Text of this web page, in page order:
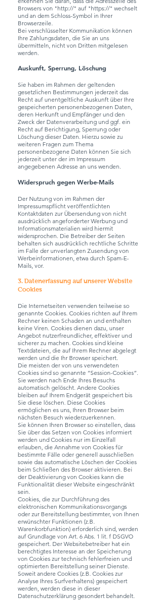
Browsers von "http://" auf "https://" wechselt
und an dem Schloss-Symbol in Ihrer
Browserzeile.
Bei verschlüsselter Kommunikation können
Ihre Zahlungsdaten, die Sie an uns
übermitteln, nicht von Dritten mitgelesen
werden.
Auskunft, Sperrung, Löschung
Sie haben im Rahmen der geltenden
gesetzlichen Bestimmungen jederzeit das
Recht auf unentgeltliche Auskunft über Ihre
gespeicherten personenbezogenen Daten,
deren Herkunft und Empfänger und den
Zweck der Datenverarbeitung und ggf. ein
Recht auf Berichtigung, Sperrung oder
Löschung dieser Daten. Hierzu sowie zu
weiteren Fragen zum Thema
personenbezogene Daten können Sie sich
jederzeit unter der im Impressum
angegebenen Adresse an uns wenden.
Widerspruch gegen Werbe-Mails
Der Nutzung von im Rahmen der
Impressumspflicht veröffentlichten
Kontaktdaten zur Übersendung von nicht
ausdrücklich angeforderter Werbung und
Informationsmaterialien wird hiermit
widersprochen. Die Betreiber der Seiten
behalten sich ausdrücklich rechtliche Schritte
im Falle der unverlangten Zusendung von
Werbeinformationen, etwa durch Spam-E-
Mails, vor.
3. Datenerfassung auf unserer Website
Cookies
Die Internetseiten verwenden teilweise so
genannte Cookies. Cookies richten auf Ihrem
Rechner keinen Schaden an und enthalten
keine Viren. Cookies dienen dazu, unser
Angebot nutzerfreundlicher, effektiver und
sicherer zu machen. Cookies sind kleine
Textdateien, die auf Ihrem Rechner abgelegt
werden und die Ihr Browser speichert.
Die meisten der von uns verwendeten
Cookies sind so genannte “Session-Cookies”.
Sie werden nach Ende Ihres Besuchs
automatisch gelöscht. Andere Cookies
bleiben auf Ihrem Endgerät gespeichert bis
Sie diese löschen. Diese Cookies
ermöglichen es uns, Ihren Browser beim
nächsten Besuch wiederzuerkennen.
Sie können Ihren Browser so einstellen, dass
Sie über das Setzen von Cookies informiert
werden und Cookies nur im Einzelfall
erlauben, die Annahme von Cookies für
bestimmte Fälle oder generell ausschließen
sowie das automatische Löschen der Cookies
beim Schließen des Browser aktivieren. Bei
der Deaktivierung von Cookies kann die
Funktionalität dieser Website eingeschränkt
sein.
Cookies, die zur Durchführung des
elektronischen Kommunikationsvorgangs
oder zur Bereitstellung bestimmter, von Ihnen
erwünschter Funktionen (z.B.
Warenkorbfunktion) erforderlich sind, werden
auf Grundlage von Art. 6 Abs. 1 lit. f DSGVO
gespeichert. Der Websitebetreiber hat ein
berechtigtes Interesse an der Speicherung
von Cookies zur technisch fehlerfreien und
optimierten Bereitstellung seiner Dienste.
Soweit andere Cookies (z.B. Cookies zur
Analyse Ihres Surfverhaltens) gespeichert
werden, werden diese in dieser
Datenschutzerklärung gesondert behandelt.